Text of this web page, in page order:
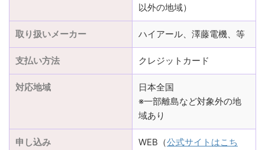
以外の地域）
取り扱いメーカー ハイアール、澤藤電機、等
支払い方法 クレジットカード
対応地域
日本全国
※一部離島など対象外の地
域あり
申し込み WEB（公式サイトはこち